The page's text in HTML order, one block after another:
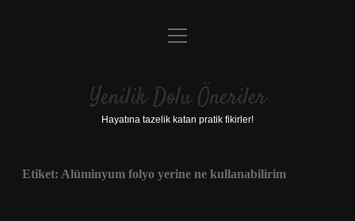
Anasayfa
Yasal Uyarı
menüyü
Yenilik Dolu Öneriler
Hayatına tazelik katan pratik fikirler!
Etiket: Alüminyum folyo yerine ne kullanabilirim